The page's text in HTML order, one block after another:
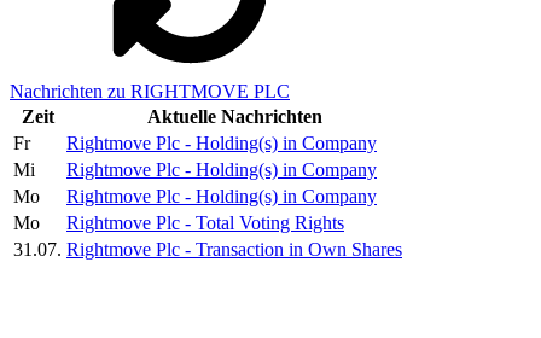
Nachrichten zu RIGHTMOVE PLC
Zeit
Aktuelle Nachrichten
Fr
Rightmove Plc - Holding(s) in Company
Mi
Rightmove Plc - Holding(s) in Company
Mo
Rightmove Plc - Holding(s) in Company
Mo
Rightmove Plc - Total Voting Rights
31.07. Rightmove Plc - Transaction in Own Shares